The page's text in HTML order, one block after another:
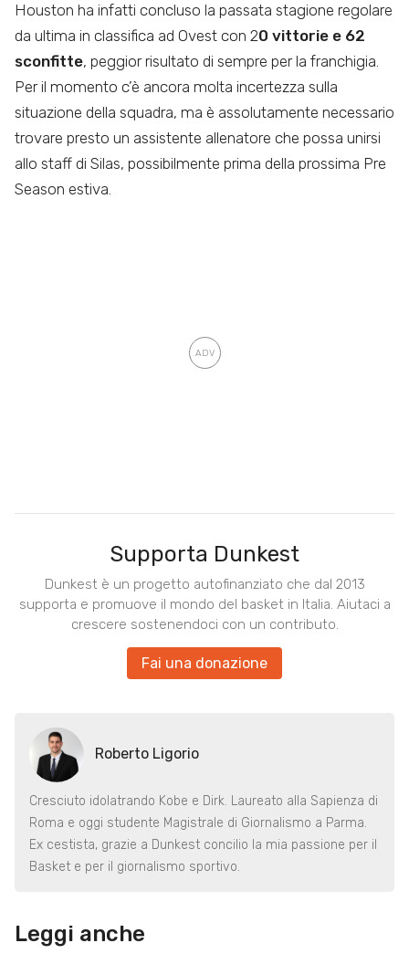
Houston ha infatti concluso la passata stagione regolare
da ultima in classifica ad Ovest con 20 vittorie e 62
sconfitte, peggior risultato di sempre per la franchigia.
Per il momento c’è ancora molta incertezza sulla
situazione della squadra, ma è assolutamente necessario
trovare presto un assistente allenatore che possa unirsi
allo staff di Silas, possibilmente prima della prossima Pre
Season estiva.
Supporta Dunkest
Dunkest è un progetto autofinanziato che dal 2013
supporta e promuove il mondo del basket in Italia. Aiutaci a
crescere sostenendoci con un contributo.
Fai una donazione
Roberto Ligorio
Cresciuto idolatrando Kobe e Dirk. Laureato alla Sapienza di
Roma e oggi studente Magistrale di Giornalismo a Parma.
Ex cestista, grazie a Dunkest concilio la mia passione per il
Basket e per il giornalismo sportivo.
Leggi anche